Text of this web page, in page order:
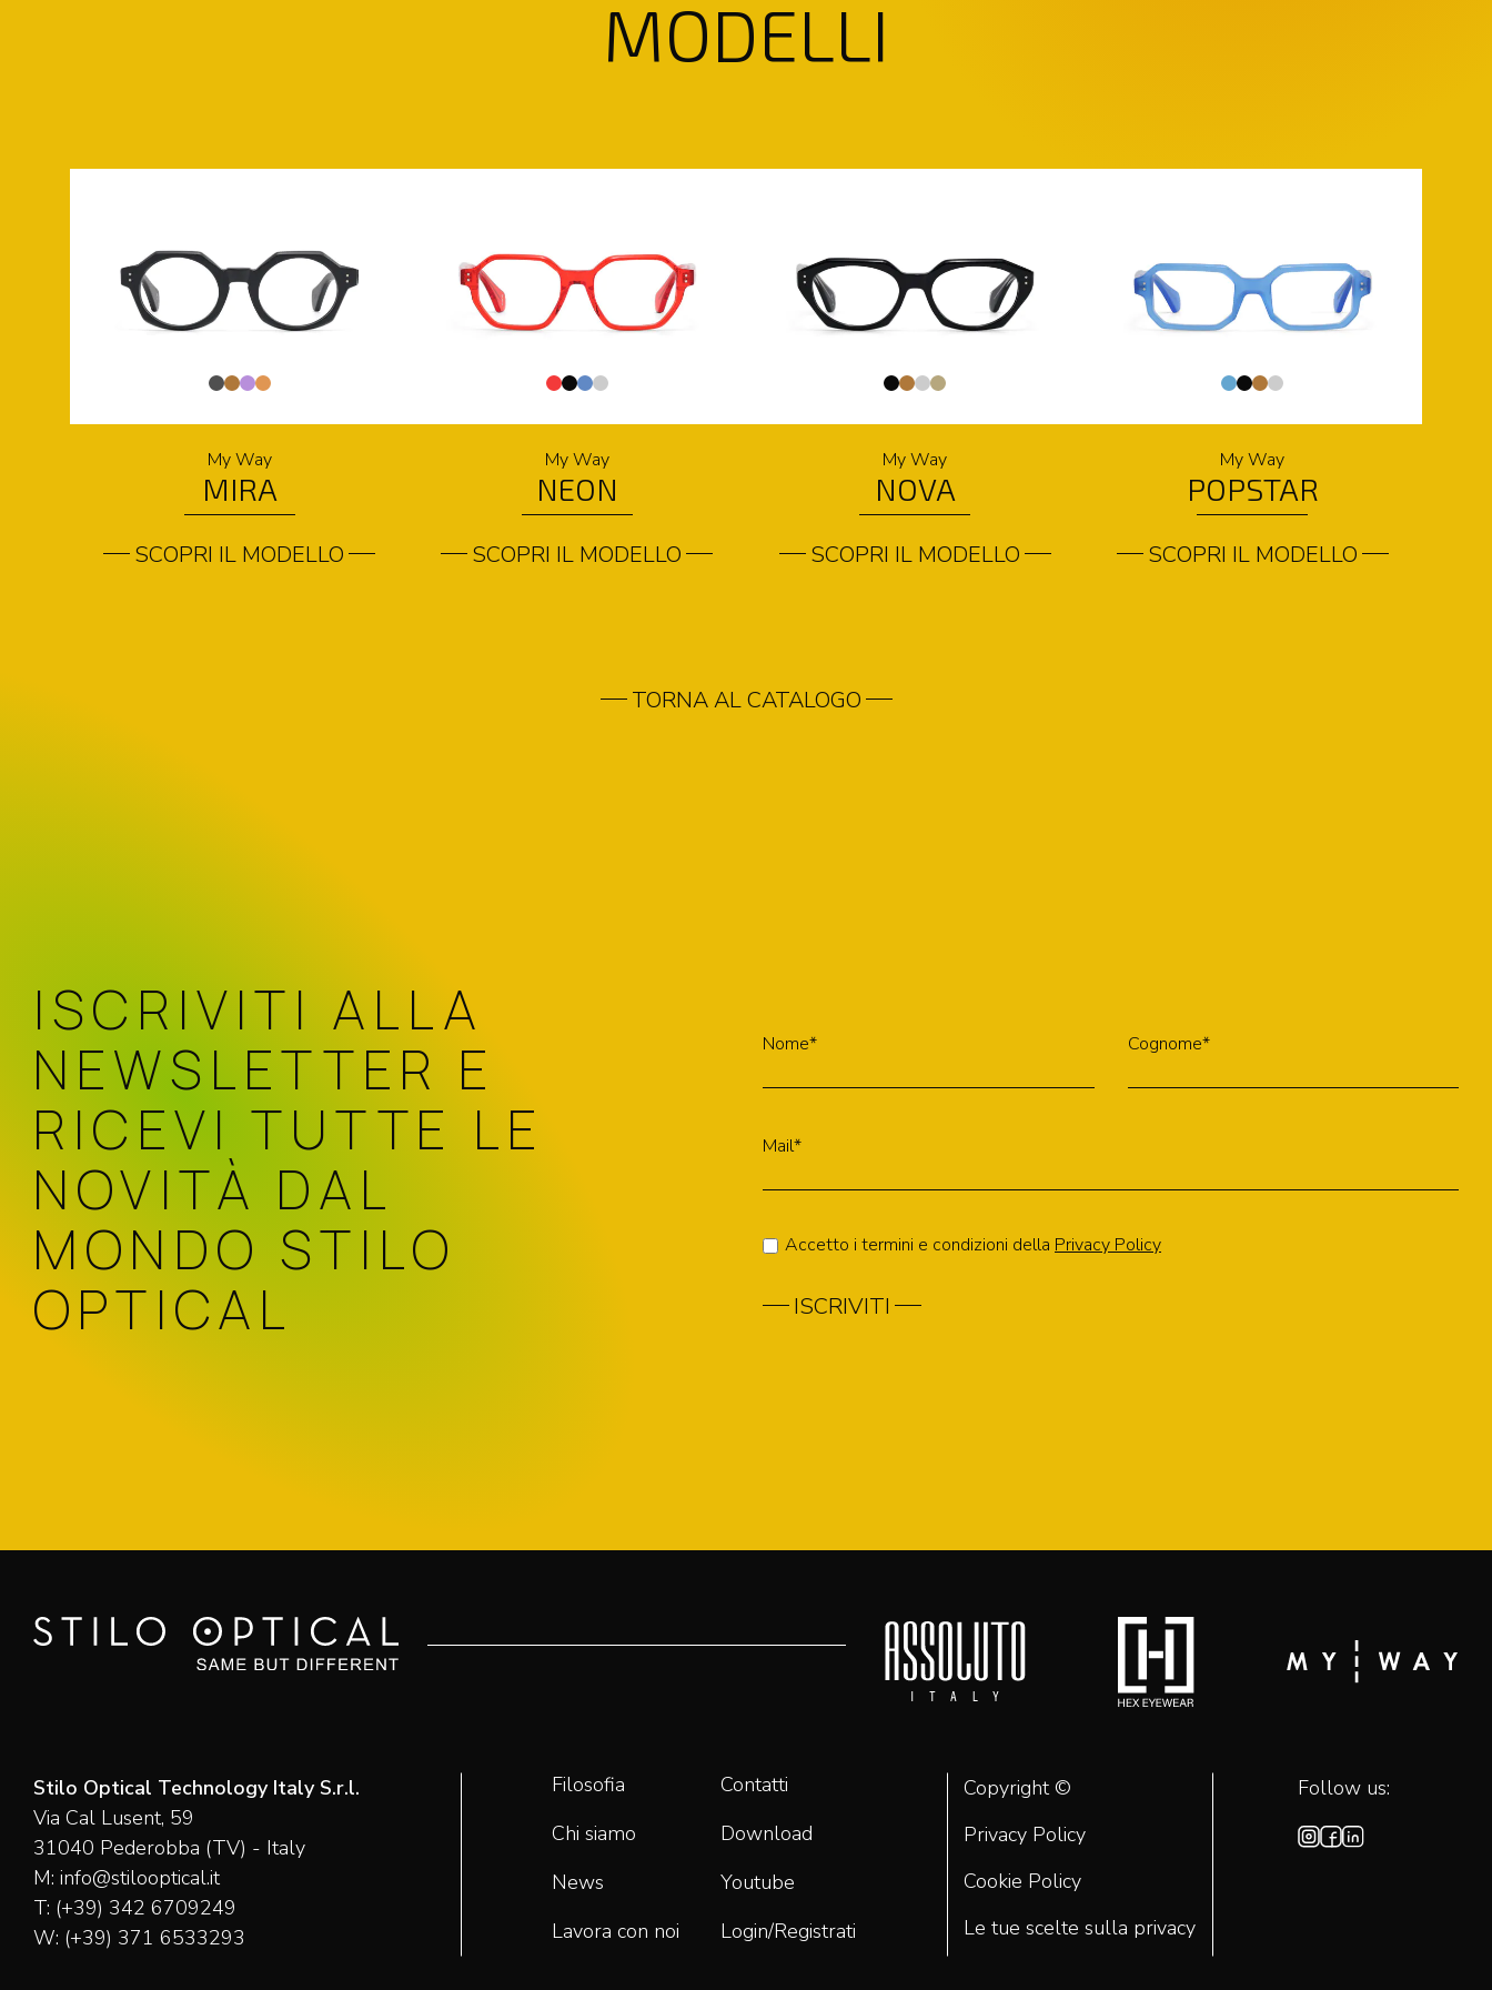
MODELLI
My Way
MIRA
SCOPRI IL MODELLO
My Way
NEON
SCOPRI IL MODELLO
My Way
NOVA
SCOPRI IL MODELLO
My Way
POPSTAR
SCOPRI IL MODELLO
TORNA AL CATALOGO
ISCRIVITI ALLA
NEWSLETTER E
RICEVI TUTTE LE
NOVITÀ DAL
MONDO STILO
OPTICAL
Nome* Cognome*
Mail*
Accetto i termini e condizioni della Privacy Policy
ISCRIVITI
Stilo Optical Technology Italy S.r.l.
Via Cal Lusent, 59
31040 Pederobba (TV) - Italy
M: info@stilooptical.it
T: (+39) 342 6709249
W: (+39) 371 6533293
Filosofia
Chi siamo
News
Lavora con noi
Contatti
Download
Youtube
Login/Registrati
Copyright ©
Privacy Policy
Cookie Policy
Le tue scelte sulla privacy
Follow us: